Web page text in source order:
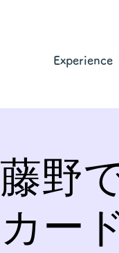
Experience
藤野
カー